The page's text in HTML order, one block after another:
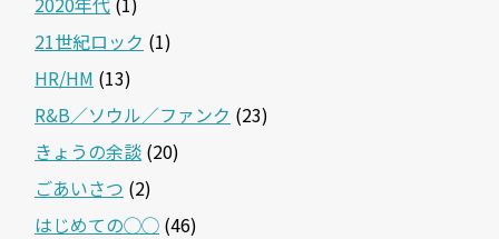
21世紀ロック (1)
HR/HM (13)
R&B／ソウル／ファンク (23)
きょうの余談 (20)
ごあいさつ (2)
はじめての◯◯ (46)